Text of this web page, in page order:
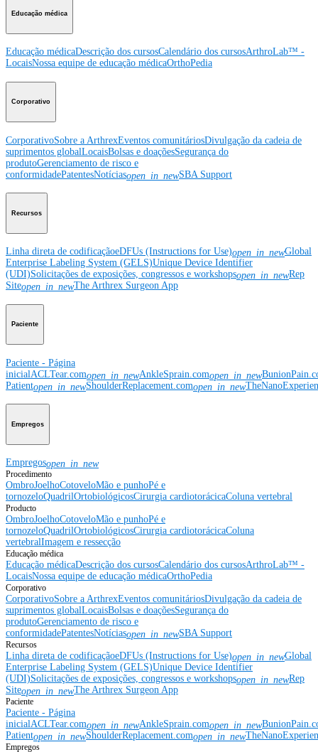
Educação médica
Educação médicaDescrição dos cursosCalendário dos cursosArthroLab™ -
LocaisNossa equipe de educação médicaOrthoPedia
Corporativo
CorporativoSobre a ArthrexEventos comunitáriosDivulgação da cadeia de
suprimentos globalLocaisBolsas e doaçõesSegurança do
produtoGerenciamento de risco e
conformidadePatentesNotíciasopen_in_newSBA Support
Recursos
Linha direta de codificaçãoeDFUs (Instructions for Use)open_in_newGlobal
Enterprise Labeling System (GELS)Unique Device Identifier
(UDI)Solicitações de exposições, congressos e workshopsopen_in_newRep
Siteopen_in_newThe Arthrex Surgeon App
Paciente
Paciente - Página
inicialACLTear.comopen_in_newAnkleSprain.comopen_in_new
Patientopen_in_newShoulderReplacement.comopen_in_new
Empregos
Empregosopen_in_new
Procedimento
OmbroJoelhoCotoveloMão e punhoPé e
tornozeloQuadrilOrtobiológicosCirurgia cardiotorácicaColuna vertebral
Producto
OmbroJoelhoCotoveloMão e punhoPé e
tornozeloQuadrilOrtobiológicosCirurgia cardiotorácicaColuna
vertebralImagem e ressecção
Educação médica
Educação médicaDescrição dos cursosCalendário dos cursosArthroLab™ -
LocaisNossa equipe de educação médicaOrthoPedia
Corporativo
CorporativoSobre a ArthrexEventos comunitáriosDivulgação da cadeia de
suprimentos globalLocaisBolsas e doaçõesSegurança do
produtoGerenciamento de risco e
conformidadePatentesNotíciasopen_in_newSBA Support
Recursos
Linha direta de codificaçãoeDFUs (Instructions for Use)open_in_newGlobal
Enterprise Labeling System (GELS)Unique Device Identifier
(UDI)Solicitações de exposições, congressos e workshopsopen_in_newRep
Siteopen_in_newThe Arthrex Surgeon App
Paciente
Paciente - Página
inicialACLTear.comopen_in_newAnkleSprain.comopen_in_new
Patientopen_in_newShoulderReplacement.comopen_in_new
Empregos